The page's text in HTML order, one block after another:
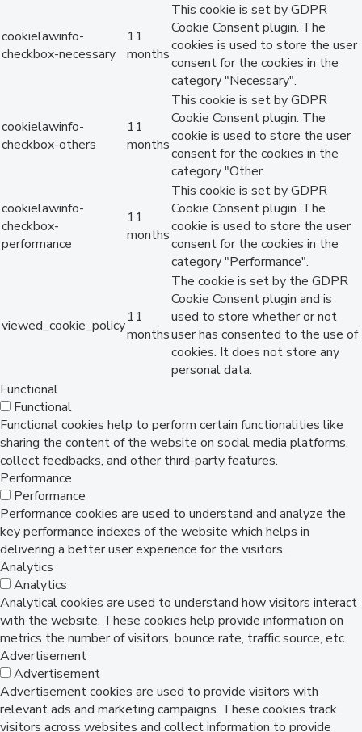
cookielawinfo-
checkbox-necessary
11
months
This cookie is set by GDPR
Cookie Consent plugin. The
cookies is used to store the user
consent for the cookies in the
category "Necessary".
cookielawinfo-
checkbox-others
11
months
This cookie is set by GDPR
Cookie Consent plugin. The
cookie is used to store the user
consent for the cookies in the
category "Other.
cookielawinfo-
checkbox-
performance
11
months
This cookie is set by GDPR
Cookie Consent plugin. The
cookie is used to store the user
consent for the cookies in the
category "Performance".
viewed_cookie_policy11
months
The cookie is set by the GDPR
Cookie Consent plugin and is
used to store whether or not
user has consented to the use of
cookies. It does not store any
personal data.
Functional
Functional
Functional cookies help to perform certain functionalities like
sharing the content of the website on social media platforms,
collect feedbacks, and other third-party features.
Performance
Performance
Performance cookies are used to understand and analyze the
key performance indexes of the website which helps in
delivering a better user experience for the visitors.
Analytics
Analytics
Analytical cookies are used to understand how visitors interact
with the website. These cookies help provide information on
metrics the number of visitors, bounce rate, traffic source, etc.
Advertisement
Advertisement
Advertisement cookies are used to provide visitors with
relevant ads and marketing campaigns. These cookies track
visitors across websites and collect information to provide